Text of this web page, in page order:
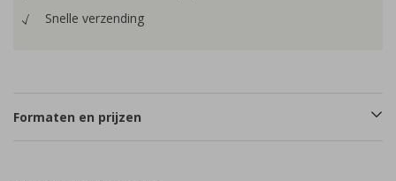
Snelle verzending
Formaten en prijzen